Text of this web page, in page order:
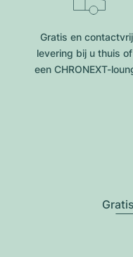
Gratis en
levering bij u thuis
een CHRONEXT-